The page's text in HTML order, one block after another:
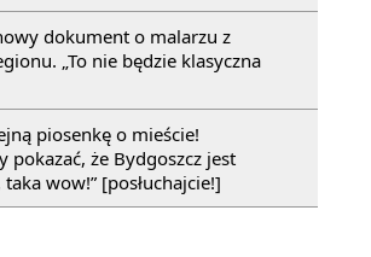
dokument o malarzu z
„To nie będzie klasyczna
piosenkę o mieście!
pokazać, że Bydgoszcz jest
taka wow!” [posłuchajcie!]